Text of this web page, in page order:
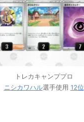
トレカキャンププロ
ニシカワハル選手使用 12位